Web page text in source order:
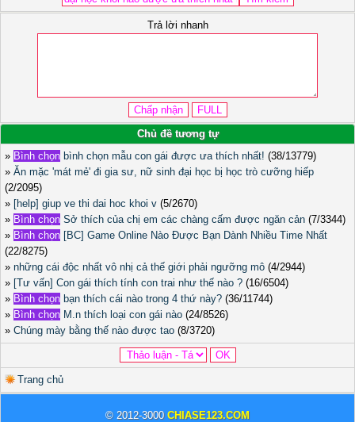
Trả lời nhanh
Chủ đề tương tự
» Bình chọn bình chọn mẫu con gái được ưa thích nhất! (38/13779)
» Ăn mặc 'mát mẻ' đi gia sư, nữ sinh đại học bị học trò cưỡng hiếp
(2/2095)
» [help] giup ve thi dai hoc khoi v (5/2670)
» Bình chọn Sở thích của chị em các chàng cấm được ngăn cản (7/3344)
» Bình chọn [BC] Game Online Nào Được Bạn Dành Nhiều Time Nhất
(22/8275)
» những cái độc nhất vô nhị cả thế giới phải ngưỡng mô (4/2944)
» [Tư vấn] Con gái thích tính con trai như thế nào ? (16/6504)
» Bình chọn bạn thích cái nào trong 4 thứ này? (36/11744)
» Bình chọn M.n thích loại con gái nào (24/8526)
» Chúng mày bằng thế nào được tao (8/3720)
Trang chủ
© 2012-3000 CHIASE123.COM